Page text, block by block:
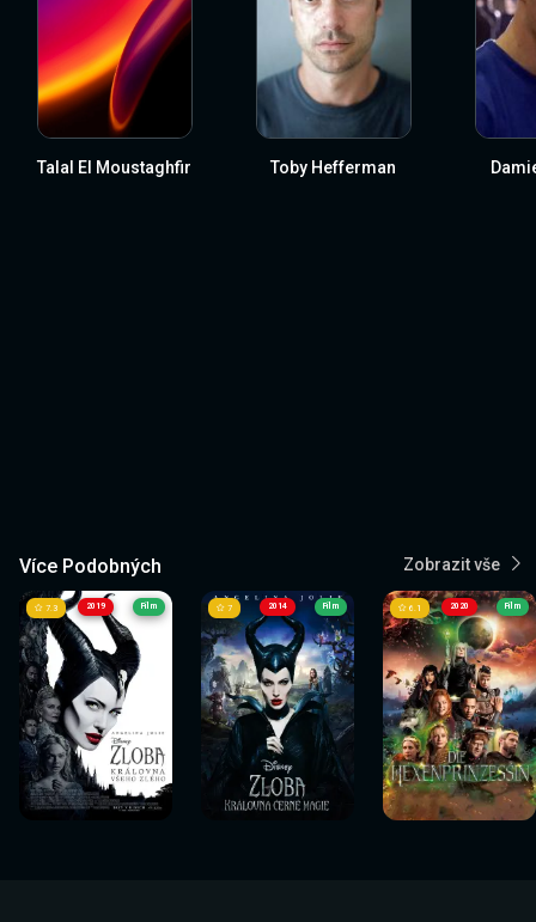
Talal El Moustaghfir Toby Hefferman
Více Podobných Zobrazit vše
2019
Sledovat
nyní
7.3 Film
Sledovat
nyní
2014
Sledovat
nyní
7 Film
Sledovat
nyní
2020
Sledovat
nyní
6.1 Film
Sledovat
nyní